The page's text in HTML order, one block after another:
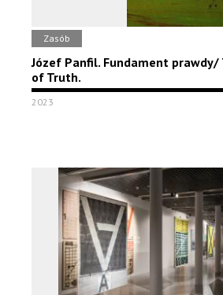
Zasób
Józef Panfil. Fundament prawdy/
of Truth.
2023